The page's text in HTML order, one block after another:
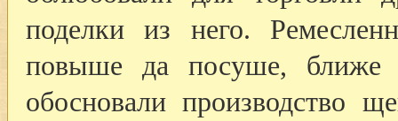
поделки из него.
повыше да посуше, ближе
обосновали производство